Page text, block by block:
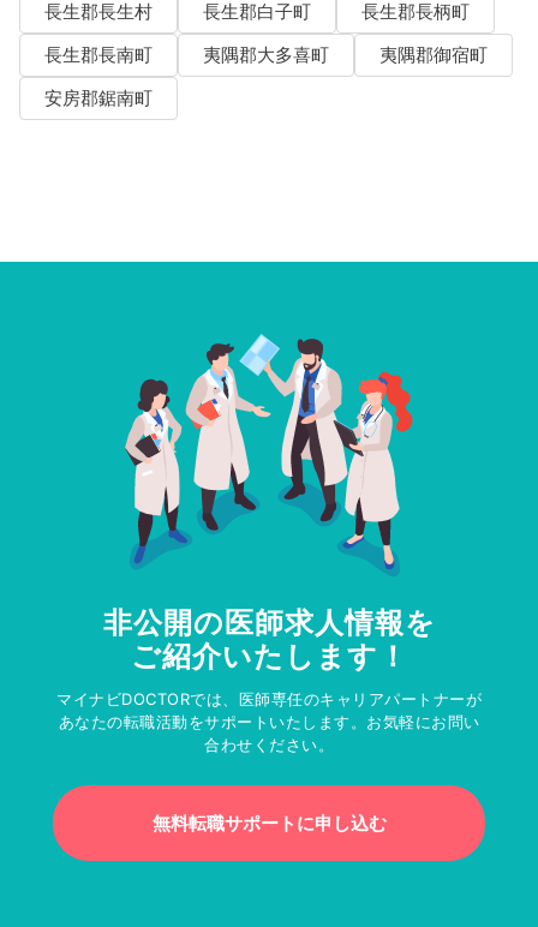
長生郡長生村
長生郡白子町
長生郡長柄町
長生郡長南町
夷隅郡大多喜町
夷隅郡御宿町
安房郡鋸南町
非公開の医師求人情報を
ご紹介いたします！
マイナビDOCTORでは、医師専任のキャリアパートナーが
あなたの転職活動をサポートいたします。お気軽にお問い
合わせください。
無料転職サポートに申し込む